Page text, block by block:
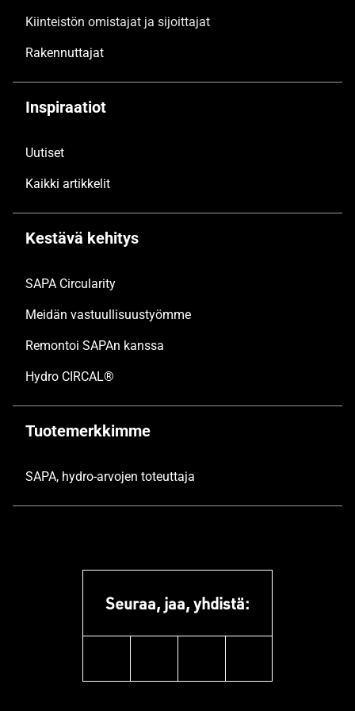
Kiinteistön omistajat ja sijoittajat
Rakennuttajat
Inspiraatiot
Uutiset
Kaikki artikkelit
Kestävä kehitys
SAPA Circularity
Meidän vastuullisuustyömme
Remontoi SAPAn kanssa
Hydro CIRCAL®
Tuotemerkkimme
SAPA, hydro-arvojen toteuttaja
Seuraa, jaa, yhdistä: